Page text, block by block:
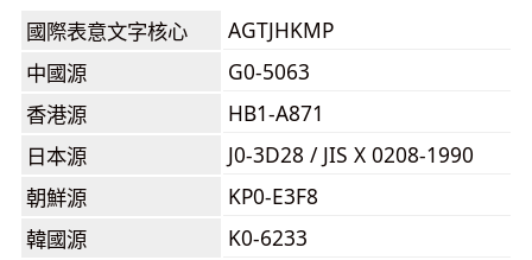
國際表意文字核心
AGTJHKMP
中國源
G0-5063
香港源
HB1-A871
日本源
J0-3D28 / JIS X 0208-1990
朝鮮源
KP0-E3F8
韓國源
K0-6233